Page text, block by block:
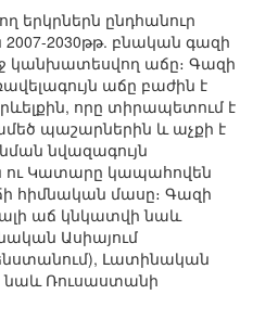
երկրներն ընդհանուր
2030թթ. բնական գազի
կանխատեսվող աճը։ Գազի
աճը բաժին է
որը տիրապետում է
պաշարներին և աչքի է
նվազագույն
ու Կատարը կապահովեն
հիմնական մասը։ Գազի
աճ կնկատվի նաև
Ասիայում
Լատինական
նաև Ռուսաստանի